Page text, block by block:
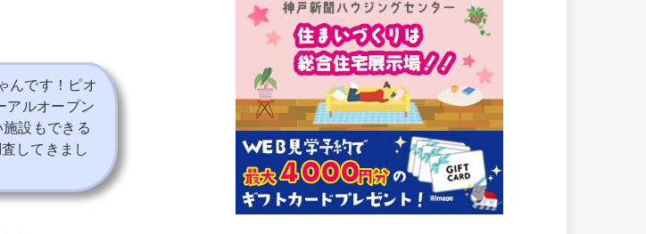
んです！ピオ
アルオープン
設もできる
してきまし